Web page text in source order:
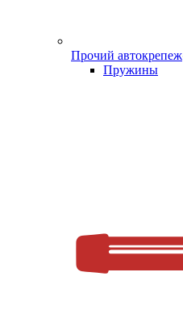
Прочий автокрепеж
Пружины